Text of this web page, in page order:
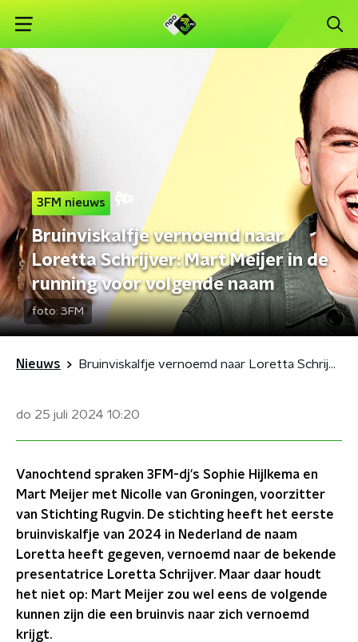
3FM nieuws
Bruinviskalfje vernoemd naar
Loretta Schrijver: Mart Meijer in de
running voor volgende naam
foto: 3FM
Nieuws Bruinviskalfje vernoemd naar Loretta Schrijver: Mart Meijer in de running voor volgende naam
do 25 juli 2024 10:20
Vanochtend spraken 3FM-dj's Sophie Hijlkema en
Mart Meijer met Nicolle van Groningen, voorzitter
van Stichting Rugvin. De stichting heeft het eerste
bruinviskalfje van 2024 in Nederland de naam
Loretta heeft gegeven, vernoemd naar de bekende
presentatrice Loretta Schrijver. Maar daar houdt
het niet op: Mart Meijer zou wel eens de volgende
kunnen zijn die een bruinvis naar zich vernoemd
krijgt.